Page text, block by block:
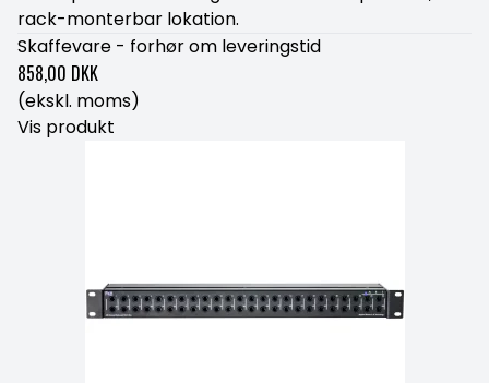
rack-monterbar lokation.
Skaffevare - forhør om leveringstid
858,00 DKK
(ekskl. moms)
Vis produkt